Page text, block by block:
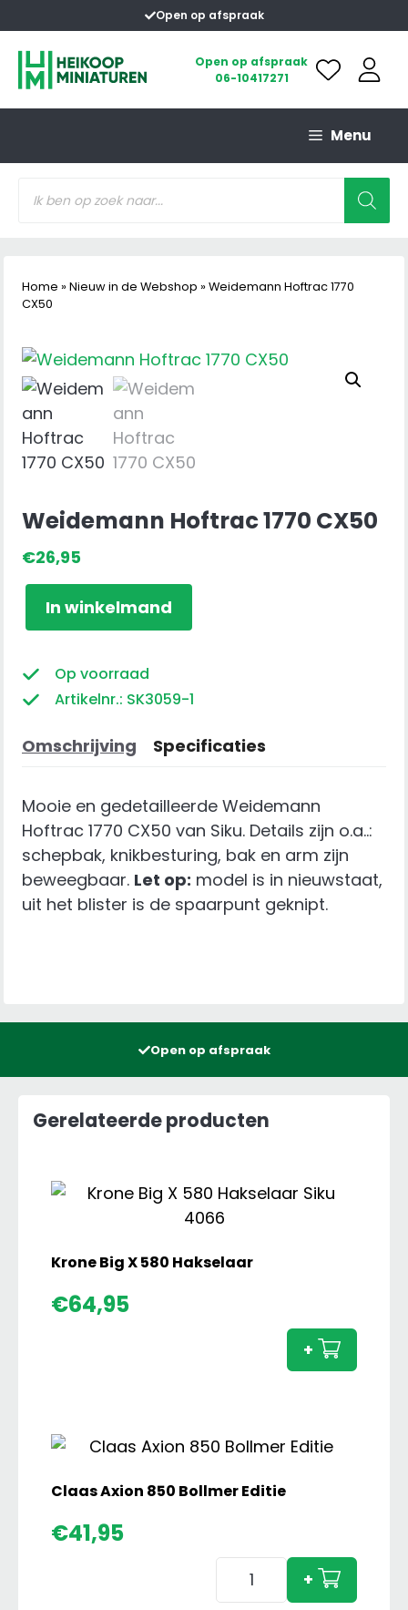
naar
inhoud
Open op afspraak
Open op afspraak
06-10417271
Menu
zoeken
Home » Nieuw in de Webshop » Weidemann Hoftrac 1770
CX50
Weidemann Hoftrac 1770 CX50
€26,95
Weidemann
Hoftrac
CX50
aantal
In winkelmand
Op voorraad
Artikelnr.: SK3059-1
Omschrijving Specificaties
Mooie en gedetailleerde Weidemann
Hoftrac 1770 CX50 van Siku. Details zijn o.a..:
schepbak, knikbesturing, bak en arm zijn
beweegbaar. Let op: model is in nieuwstaat,
uit het blister is de spaarpunt geknipt.
Open op afspraak
Gerelateerde producten
Krone Big X 580 Hakselaar
€64,95
580
+
Claas Axion 850 Bollmer Editie
€41,95
Claas
Axion
+